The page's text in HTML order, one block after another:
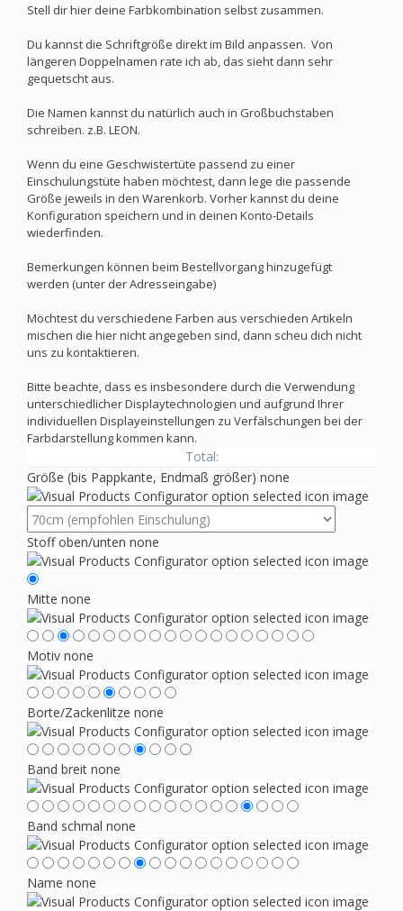
Stell dir hier deine Farbkombination selbst zusammen.
Du kannst die Schriftgröße direkt im Bild anpassen. Von
längeren Doppelnamen rate ich ab, das sieht dann sehr
gequetscht aus.
Die Namen kannst du natürlich auch in Großbuchstaben
schreiben. z.B. LEON.
Wenn du eine Geschwistertüte passend zu einer
Einschulungstüte haben möchtest, dann lege die passende
Größe jeweils in den Warenkorb. Vorher kannst du deine
Konfiguration speichern und in deinen Konto-Details
wiederfinden.
Bemerkungen können beim Bestellvorgang hinzugefügt
werden (unter der Adresseingabe)
Möchtest du verschiedene Farben aus verschieden Artikeln
mischen die hier nicht angegeben sind, dann scheu dich nicht
uns zu kontaktieren.
Bitte beachte, dass es insbesondere durch die Verwendung
unterschiedlicher Displaytechnologien und aufgrund Ihrer
individuellen Displayeinstellungen zu Verfälschungen bei der
Farbdarstellung kommen kann.
Größe (bis Pappkante, Endmaß größer) none
Stoff oben/unten none
Mitte none
Motiv none
Borte/Zackenlitze none
Band breit none
Band schmal none
Name none
Total: